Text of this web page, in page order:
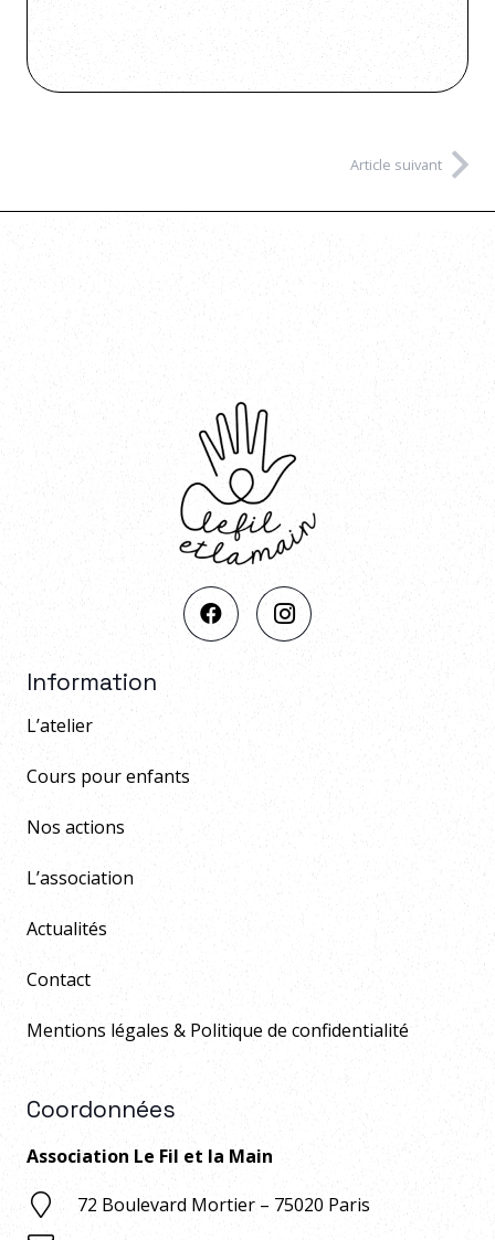
Article suivant
Information
L’atelier
Cours pour enfants
Nos actions
L’association
Actualités
Contact
Mentions légales & Politique de confidentialité
Coordonnées
Association Le Fil et la Main
72 Boulevard Mortier – 75020 Paris